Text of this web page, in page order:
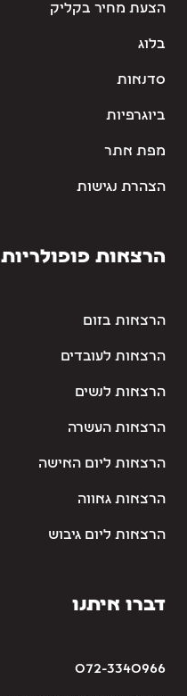
הצעת מחיר בקליק
בלוג
סדנאות
ביוגרפיות
מפת אתר
הצהרת נגישות
הרצאות פופולריות
הרצאות בזום
הרצאות לעובדים
הרצאות לנשים
הרצאות העשרה
הרצאות ליום האישה
הרצאות גאווה
הרצאות ליום גיבוש
דברו איתנו
072-3340966